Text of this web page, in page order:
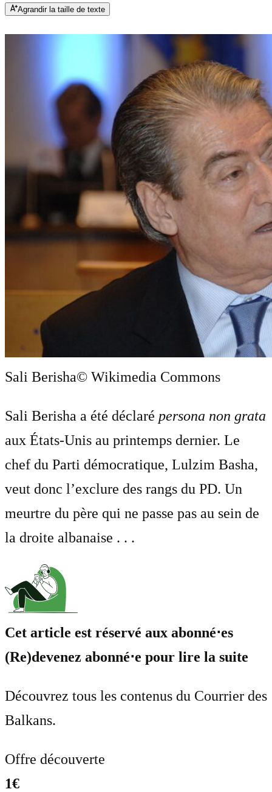
Agrandir la taille de texte
Sali Berisha© Wikimedia Commons
Sali Berisha a été déclaré persona non grata
aux États-Unis au printemps dernier. Le
chef du Parti démocratique, Lulzim Basha,
veut donc l’exclure des rangs du PD. Un
meurtre du père qui ne passe pas au sein de
la droite albanaise . . .
Cet article est réservé aux abonné⋅es
(Re)devenez abonné⋅e pour lire la suite
Découvrez tous les contenus du Courrier des
Balkans.
Offre découverte
1€